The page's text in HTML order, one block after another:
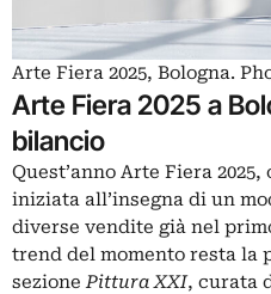
Arte Fiera 2025, Bologna.
Arte Fiera 2025 a
bilancio
Quest’anno Arte Fiera 2025,
iniziata all’insegna di un
diverse vendite già nel
trend del momento resta la
sezionePittura XXI, curata